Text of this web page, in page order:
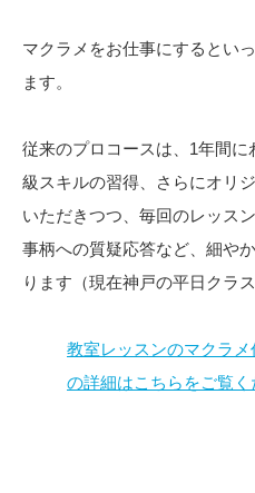
マクラメをお仕事にするとい
ます。
従来のプロコースは、1年間
級スキルの習得、さらにオリ
いただきつつ、毎回のレッス
事柄への質疑応答など、細や
ります（現在神戸の平日クラス
教室レッスンのマクラメ
の詳細はこちらをご覧く